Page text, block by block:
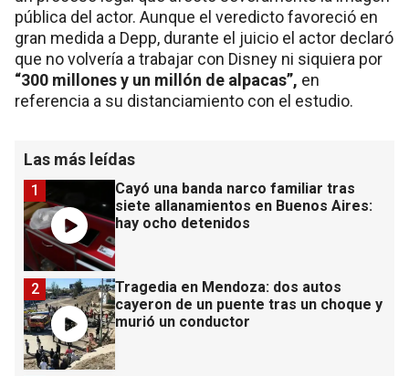
pública del actor. Aunque el veredicto favoreció en
gran medida a Depp, durante el juicio el actor declaró
que no volvería a trabajar con Disney ni siquiera por
“300 millones y un millón de alpacas”, en
referencia a su distanciamiento con el estudio.
Las más leídas
Cayó una banda narco familiar tras
siete allanamientos en Buenos Aires:
hay ocho detenidos
1
Tragedia en Mendoza: dos autos
cayeron de un puente tras un choque y
murió un conductor
2